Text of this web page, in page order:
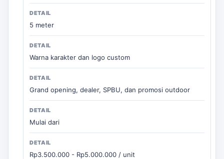
5 meter
Warna karakter dan logo custom
Grand opening, dealer, SPBU, dan promosi outdoor
Mulai dari
Rp3.500.000 - Rp5.000.000 / unit